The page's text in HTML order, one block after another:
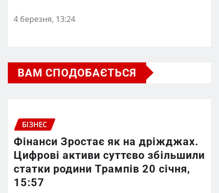
4 березня, 13:24
ВАМ СПОДОБАЄТЬСЯ
БІЗНЕС
Фінанси Зростає як на дріжджах.
Цифрові активи суттєво збільшили
статки родини Трампів 20 січня,
15:57